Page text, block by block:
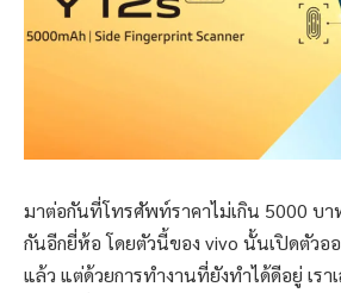
มาต่อกันที่โทรศัพท์ราคาไม่เกิน 5000 บ
กันอีกยี่ห้อ โดยตัวนี้ของ vivo นั้นเปิดตัวอ
แล้ว แต่ด้วยการทำงานที่ยังทำได้ดีอยู่ เรา